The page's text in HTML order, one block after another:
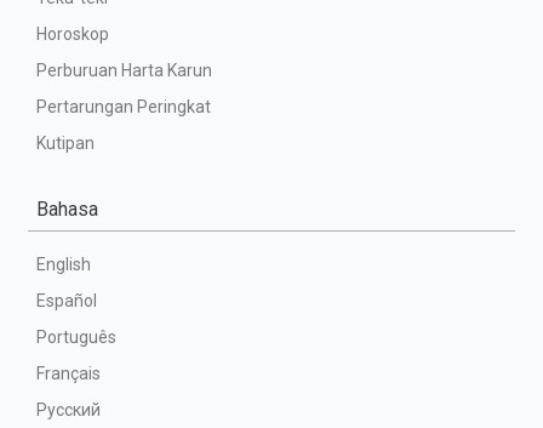
Horoskop
Perburuan Harta Karun
Pertarungan Peringkat
Kutipan
Bahasa
English
Español
Português
Français
Русский